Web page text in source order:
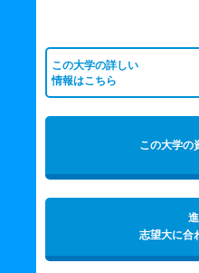
この大学の詳しい
情報はこちら
この大学の
志望大に合